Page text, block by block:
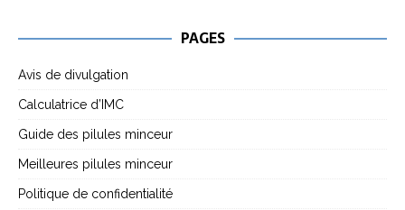
PAGES
Avis de divulgation
Calculatrice d’IMC
Guide des pilules minceur
Meilleures pilules minceur
Politique de confidentialité